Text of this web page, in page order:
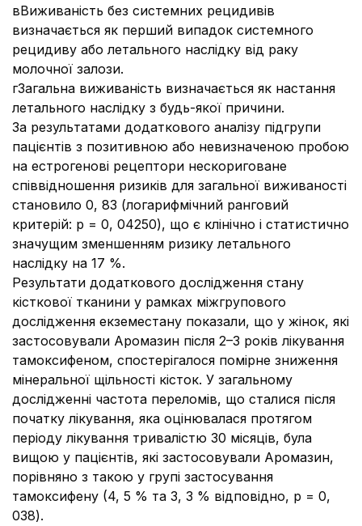
вВиживаність без системних рецидивів
визначається як перший випадок системного
рецидиву або летального наслідку від раку
молочної залози.
гЗагальна виживаність визначається як настання
летального наслідку з будь-якої причини.
За результатами додаткового аналізу підгрупи
пацієнтів з позитивною або невизначеною пробою
на естрогенові рецептори нескориговане
співвідношення ризиків для загальної виживаності
становило 0, 83 (логарифмічний ранговий
критерій: p = 0, 04250), що є клінічно і статистично
значущим зменшенням ризику летального
наслідку на 17 %.
Результати додаткового дослідження стану
кісткової тканини у рамках міжгрупового
дослідження екземестану показали, що у жінок, які
застосовували Аромазин після 2–3 років лікування
тамоксифеном, спостерігалося помірне зниження
мінеральної щільності кісток. У загальному
дослідженні частота переломів, що сталися після
початку лікування, яка оцінювалася протягом
періоду лікування тривалістю 30 місяців, була
вищою у пацієнтів, які застосовували Аромазин,
порівняно з такою у групі застосування
тамоксифену (4, 5 % та 3, 3 % відповідно, p = 0,
038).